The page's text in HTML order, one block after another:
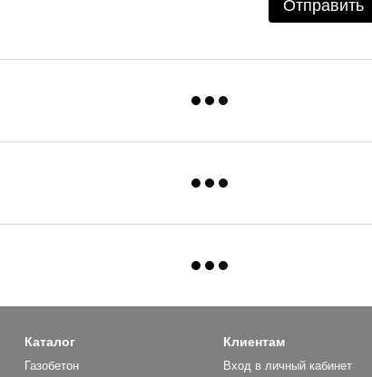
Отправить
Каталог
Газобетон
Клиентам
Вход в личный кабинет